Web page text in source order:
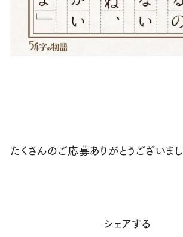
たくさんのご応募ありがとうございまし
シェアする